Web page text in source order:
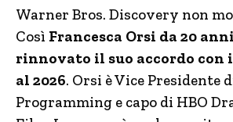
Warner Bros. Discovery non
Così Francesca Orsi da 20
rinnovato il suo accordo con
al 2026. Orsi è Vice Presidente
Programming e capo di HBO